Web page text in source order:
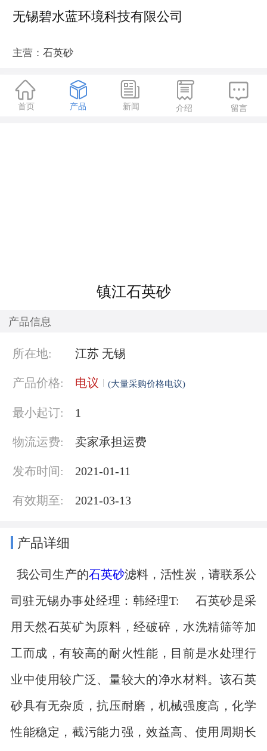
无锡碧水蓝环境科技有限公司
主营： 石英砂

首页

产品

新闻

介绍

留言
镇江石英砂
产品信息
所在地: 江苏 无锡
产品价格: 电议 (大量采购价格电议)
最小起订: 1
物流运费: 卖家承担运费
发布时间: 2021-01-11
有效期至: 2021-03-13
产品详细
我公司生产的石英砂滤料，活性炭，请联系公
司驻无锡办事处经理：韩经理T: 石英砂是采
用天然石英矿为原料，经破碎，水洗精筛等加
工而成，有较高的耐火性能，目前是水处理行
业中使用较广泛、量较大的净水材料。该石英
砂具有无杂质，抗压耐磨，机械强度高，化学
性能稳定，截污能力强，效益高、使用周期长